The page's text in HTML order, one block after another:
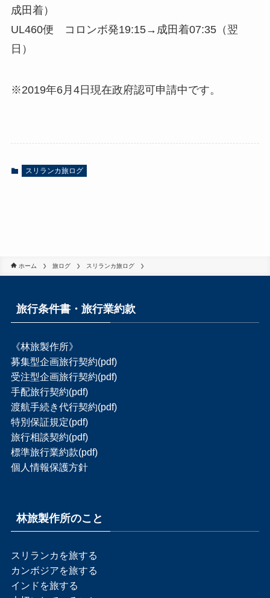
成田着）
UL460便 コロンボ発19:15→成田着07:35（翌
日）
※2019年6月4日現在政府認可申請中です。
スリランカ旅ログ
ホーム 旅ログ スリランカ旅ログ
旅行条件書・旅行業約款
《林旅製作所》
募集型企画旅行契約(pdf)
受注型企画旅行契約(pdf)
手配旅行契約(pdf)
渡航手続き代行契約(pdf)
特別保証規定(pdf)
旅行相談契約(pdf)
標準旅行業約款(pdf)
個人情報保護方針
林旅製作所のこと
スリランカを旅する
カンボジアを旅する
インドを旅する